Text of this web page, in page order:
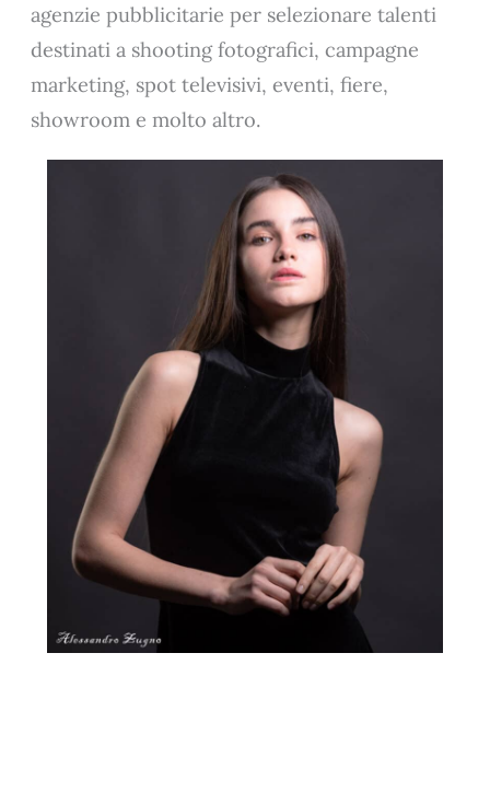
agenzie pubblicitarie per selezionare talenti
destinati a shooting fotografici, campagne
marketing, spot televisivi, eventi, fiere,
showroom e molto altro.